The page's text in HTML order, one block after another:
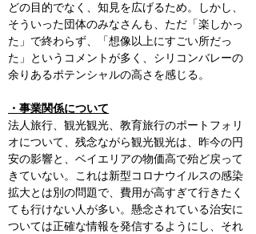
どの目的でなく、知見を広げるため。しかし、
そういった団体のみなさんも、ただ「楽しかっ
た」で終わらず、「想像以上にすごい所だっ
た」というコメントが多く、シリコンバレーの
余りあるポテンシャルの高さを感じる。
・事業関係について
法人旅行、観光観光、教育旅行のポートフォリ
オについて、残念ながら観光観光は、昨今の円
安の影響と、ベイエリアの物価高で殆ど戻って
きていない。これは新型コロナウイルスの感染
拡大とは別の問題で、費用が高すぎて行きたく
ても行けない人が多い。懸念されている治安に
ついては正確な情報を発信するようにし、それ